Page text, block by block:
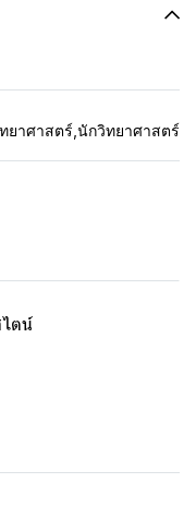
ยาศาสตร์ นักวิทยาศาสตร์
ตน์